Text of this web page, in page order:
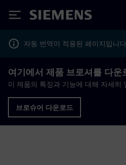
Siemens
자동 번역이 적용된 페이지입니
여기에서 제품 브로셔를 다운
이 제품의 특징과 기능에 대해 자세히
브로슈어 다운로드